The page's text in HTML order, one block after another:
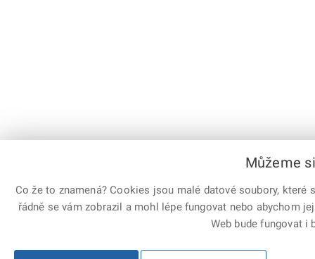
Můžeme
Co že to znamená? Cookies jsou malé datové soubory,
řádně se vám zobrazil a mohl lépe fungovat nebo abychom
Web bude fungovat i